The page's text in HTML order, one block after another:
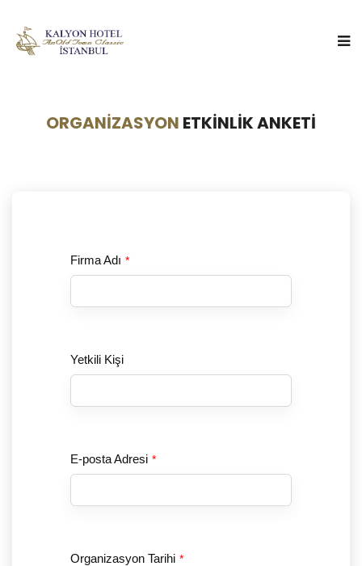
ORGANIZASYON ETKINLIK ANKETI
Firma Adı *
Yetkili Kişi
E-posta Adresi *
Organizasyon Tarihi *